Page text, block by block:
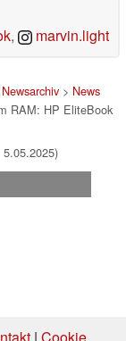
, marvin.light
Newsarchiv> News
RAM: HP EliteBook